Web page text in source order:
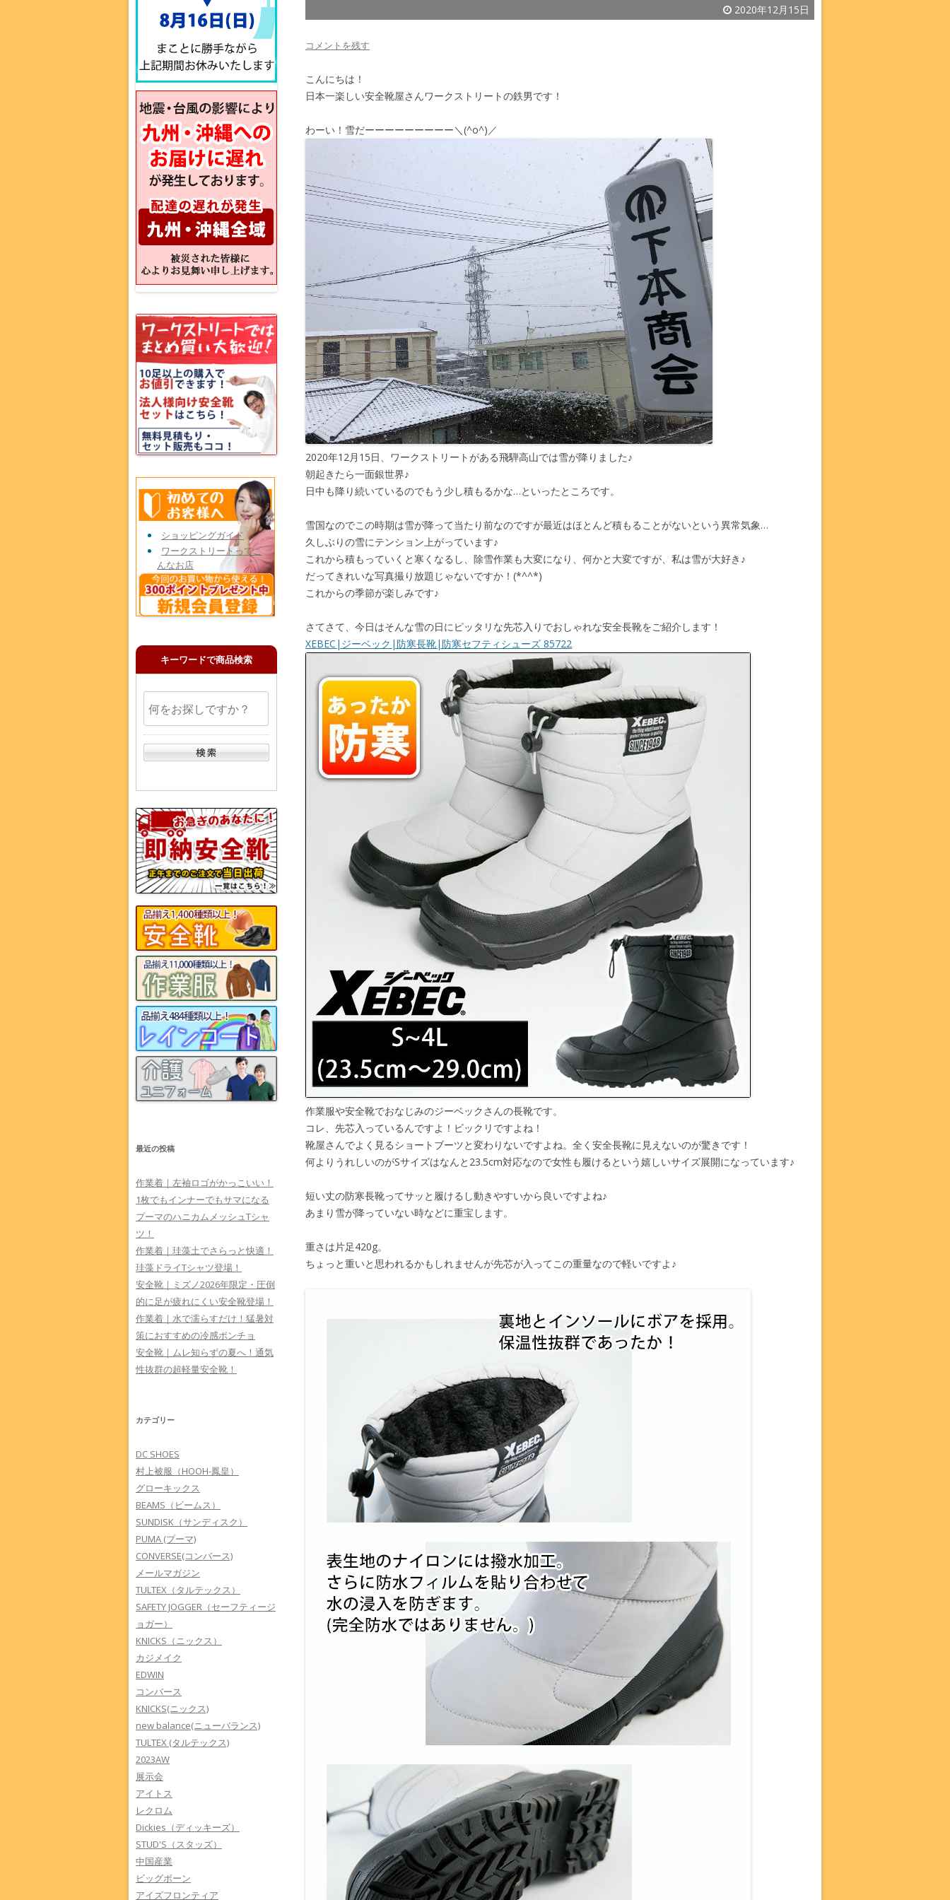
2020年12月15日
コメントを残す
こんにちは！
日本一楽しい安全靴屋さんワークストリートの鉄男です！
わーい！雪だーーーーーーーーー＼(^o^)／
2020年12月15日、ワークストリートがある飛騨高山では雪が降りました♪
朝起きたら一面銀世界♪
日中も降り続いているのでもう少し積もるかな…といったところです。
雪国なのでこの時期は雪が降って当たり前なのですが最近はほとんど積もることがないという異常気象…
久しぶりの雪にテンション上がっています♪
これから積もっていくと寒くなるし、除雪作業も大変になり、何かと大変ですが、私は雪が大好き♪
だってきれいな写真撮り放題じゃないですか！(*^^*)
これからの季節が楽しみです♪
さてさて、今日はそんな雪の日にピッタリな先芯入りでおしゃれな安全長靴をご紹介します！
XEBEC|ジーベック|防寒長靴|防寒セフティシューズ 85722
作業服や安全靴でおなじみのジーベックさんの長靴です。
コレ、先芯入っているんですよ！ビックリですよね！
靴屋さんでよく見るショートブーツと変わりないですよね。全く安全長靴に見えないのが驚きです！
何よりうれしいのがSサイズはなんと23.5cm対応なので女性も履けるという嬉しいサイズ展開になっています♪
短い丈の防寒長靴ってサッと履けるし動きやすいから良いですよね♪
あまり雪が降っていない時などに重宝します。
重さは片足420g。
ちょっと重いと思われるかもしれませんが先芯が入ってこの重量なので軽いですよ♪
ショッピングガイド
ワークストリートってこ
んなお店
キーワードで商品検索
最近の投稿
作業着｜左袖ロゴがかっこいい！
1枚でもインナーでもサマになる
プーマのハニカムメッシュTシャ
ツ！
作業着｜珪藻土でさらっと快適！
珪藻ドライTシャツ登場！
安全靴｜ミズノ2026年限定・圧倒
的に足が疲れにくい安全靴登場！
作業着｜水で濡らすだけ！猛暑対
策におすすめの冷感ポンチョ
安全靴｜ムレ知らずの夏へ！通気
性抜群の超軽量安全靴！
カテゴリー
DC SHOES
村上被服（HOOH-鳳皇）
グローキックス
BEAMS（ビームス）
SUNDISK（サンディスク）
PUMA (プーマ)
CONVERSE(コンバース)
メールマガジン
TULTEX（タルテックス）
SAFETY JOGGER（セーフティージ
ョガー）
KNICKS（ニックス）
カジメイク
EDWIN
コンバース
KNICKS(ニックス)
new balance(ニューバランス)
TULTEX (タルテックス)
2023AW
展示会
アイトス
レクロム
Dickies（ディッキーズ）
STUD'S（スタッズ）
中国産業
ビッグボーン
アイズフロンティア